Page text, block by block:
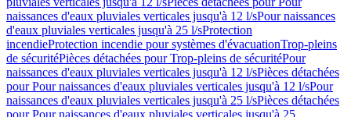
naissances d'eaux pluviales verticales jusqu'à 12 l/sPour naissances
d'eaux pluviales verticales jusqu'à 25 l/sProtection
incendieProtection incendie pour systèmes d'évacuationTrop-pleins
de sécuritéPièces détachées pour Trop-pleins de sécuritéPour
naissances d'eaux pluviales verticales jusqu'à 12 l/sPièces détachées
pour Pour naissances d'eaux pluviales verticales jusqu'à 12 l/sPour
naissances d'eaux pluviales verticales jusqu'à 25 l/sPièces détachées
pour Pour naissances d'eaux pluviales verticales jusqu'à 25